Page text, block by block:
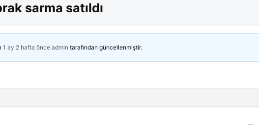
sarma satıldı
1 ay 2 hafta önce admin tarafından güncellenmiştir.